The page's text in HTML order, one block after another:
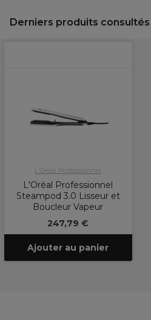
Derniers produits consultés
L'Oréal Professionnel
L'Oréal Professionnel
Steampod 3.0 Lisseur et
Boucleur Vapeur
247,79 €
Ajouter au panier